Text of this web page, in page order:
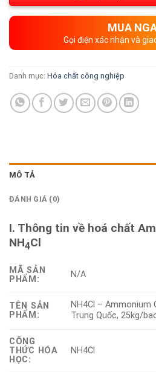
MUA
Gọi điện xác nhận và
Danh mục: Hóa chất công nghiệp
MÔ TẢ
ĐÁNH GIÁ (0)
I. Thông tin về hoá chất
NH4Cl
MÃ SẢN
PHẨM:
N/A
TÊN SẢN
PHẨM:
NH4Cl – Ammonium
Trung Quốc, 25kg/
CÔNG
THỨC HÓA
HỌC:
NH4Cl